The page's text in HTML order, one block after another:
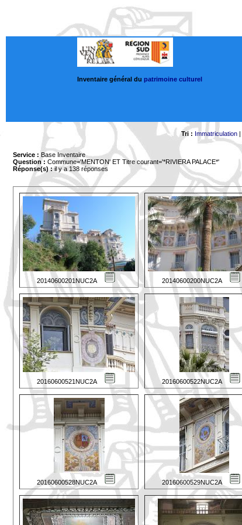
Inventaire général du patrimoine culturel
Tri : Immatriculation|
Service : Base Inventaire
Question : Commune='MENTON' ET Titre courant='*RIVIERA PALACE*'
Réponse(s) :il y a 138 réponses
20140600201NUC2A 20140600200NUC2A
20160600521NUC2A 20160600522NUC2A
20160600528NUC2A 20160600529NUC2A